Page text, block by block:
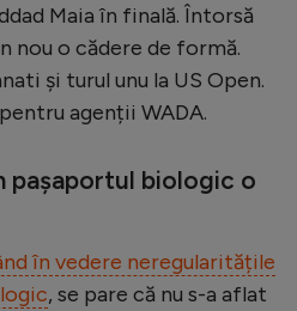
Maia în finală. Întorsă
nou o cădere de formă.
și turul unu la US Open.
agenții WADA.
pașaportul biologic o
în vedere neregularitățile
, se pare că nu s-a aflat